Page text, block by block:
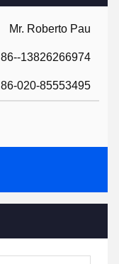
Mr. Roberto Pau
86--13826266974
86-020-85553495